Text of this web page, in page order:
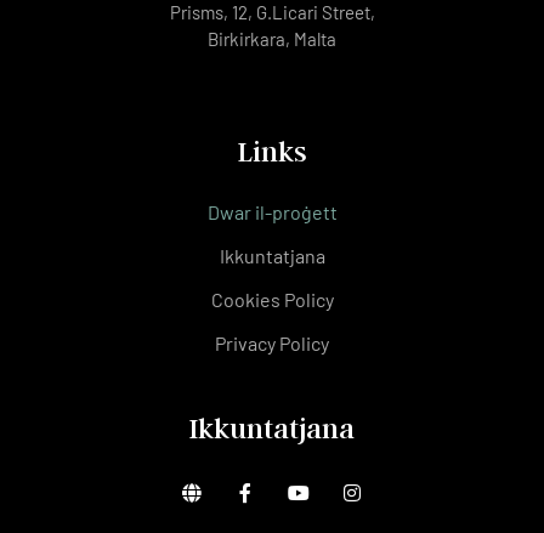
Prisms, 12, G.Licari Street,
Birkirkara, Malta
Links
Dwar il-proġett
Ikkuntatjana
Cookies Policy
Privacy Policy
Ikkuntatjana